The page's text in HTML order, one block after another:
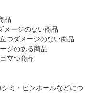
品
メージのない商品
つダメージのない商品
ジのある商品
立つ商品
ミ・ピンホールなどにつ